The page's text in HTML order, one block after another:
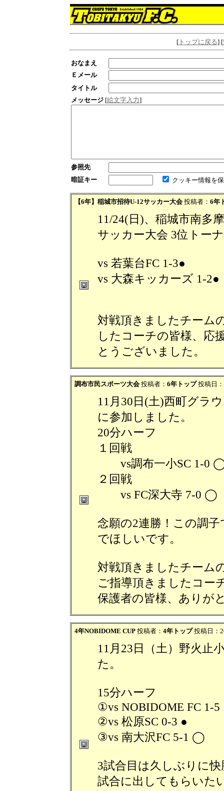
[トップに戻る] [
おなまえ
Ｅメール
タイトル
メッセージ [絵文字入力]
参照先
暗証キー
クッキー情報を
【6年】稲城市招待U-12サッカー大会 投稿者： 6年
11/24(日)、稲城市南多
サッカー大会 3位トー
vs 若葉台FC 1-3●
vs 大森キッカーズ 1-2●
対戦頂きましたチーム
したコーチの皆様、応
とうございました。
調布市民スポーツ大会 投稿者： 6年トップ投稿日
11月30日(土)西町グラ
に参加しました。
20分ハーフ
１回戦
vs調布一小SC 1-0
２回戦
vs FC深大寺 7-0 ◯
念願の2連勝！この調
でほしいです。
対戦頂きましたチーム
ご指導頂きましたコー
保護者の皆様、ありが
4年NOBIDOME CUP 投稿者： 4年トップ投稿日：
11月23日（土）野火止
た。
15分ハーフ
①vs NOBIDOME FC 1-5
②vs 松原SC 0-3 ●
③vs 南大沢FC 5-1 ◯
3試合目は久しぶりに
試合に出してもらいた